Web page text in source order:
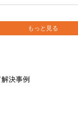
もっと見る
決事例